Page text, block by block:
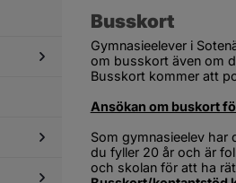
Undersidor
Undersidor
Busskort
Gymnasieelever i
om busskort även om
Busskort kommer att
Ansökan om buskort
Som gymnasieelev
du fyller 20 år och är
och skolan för att ha